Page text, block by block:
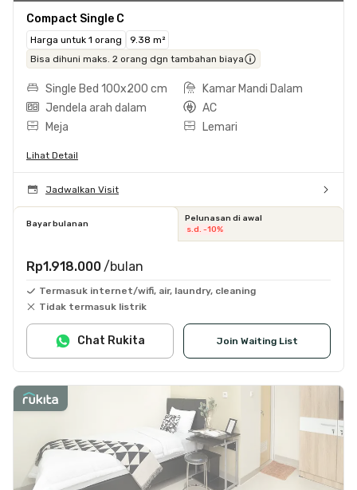
Compact Single C
Harga untuk 1 orang
9.38 m²
Bisa dihuni maks. 2 orang dgn tambahan biaya
Single Bed 100x200 cm
Kamar Mandi Dalam
Jendela arah dalam
AC
Meja
Lemari
Lihat Detail
Jadwalkan Visit
Bayar bulanan
Pelunasan di awal
s.d. -10%
Rp1.918.000 /bulan
Termasuk internet/wifi, air, laundry, cleaning
Tidak termasuk listrik
Join Waiting List
Chat Rukita